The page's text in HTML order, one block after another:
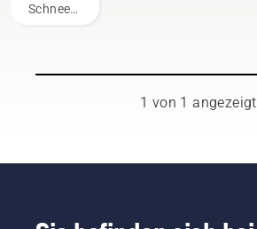
Schneefräse?
die Sie
1 von 1 angezeigt